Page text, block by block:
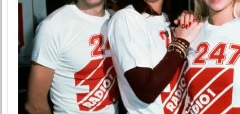
Stoomfluit
Vaak
Uitvinding
jinglecassette